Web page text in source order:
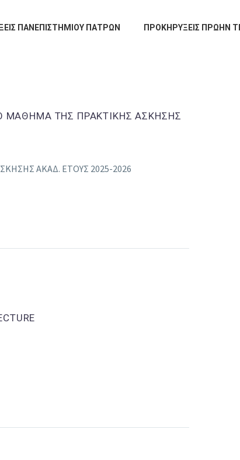
ΠΑΝΕΠΙΣΤΗΜΙΟΥ ΠΑΤΡΩΝ ΠΡΟΚΗΡΥΞΕΙΣ ΠΡΩΗΝ
ΜΑΘΗΜΑ ΤΗΣ ΠΡΑΚΤΙΚΗΣ ΑΣΚΗΣΗΣ
ΑΚΑΔ. ΕΤΟΥΣ 2025-2026